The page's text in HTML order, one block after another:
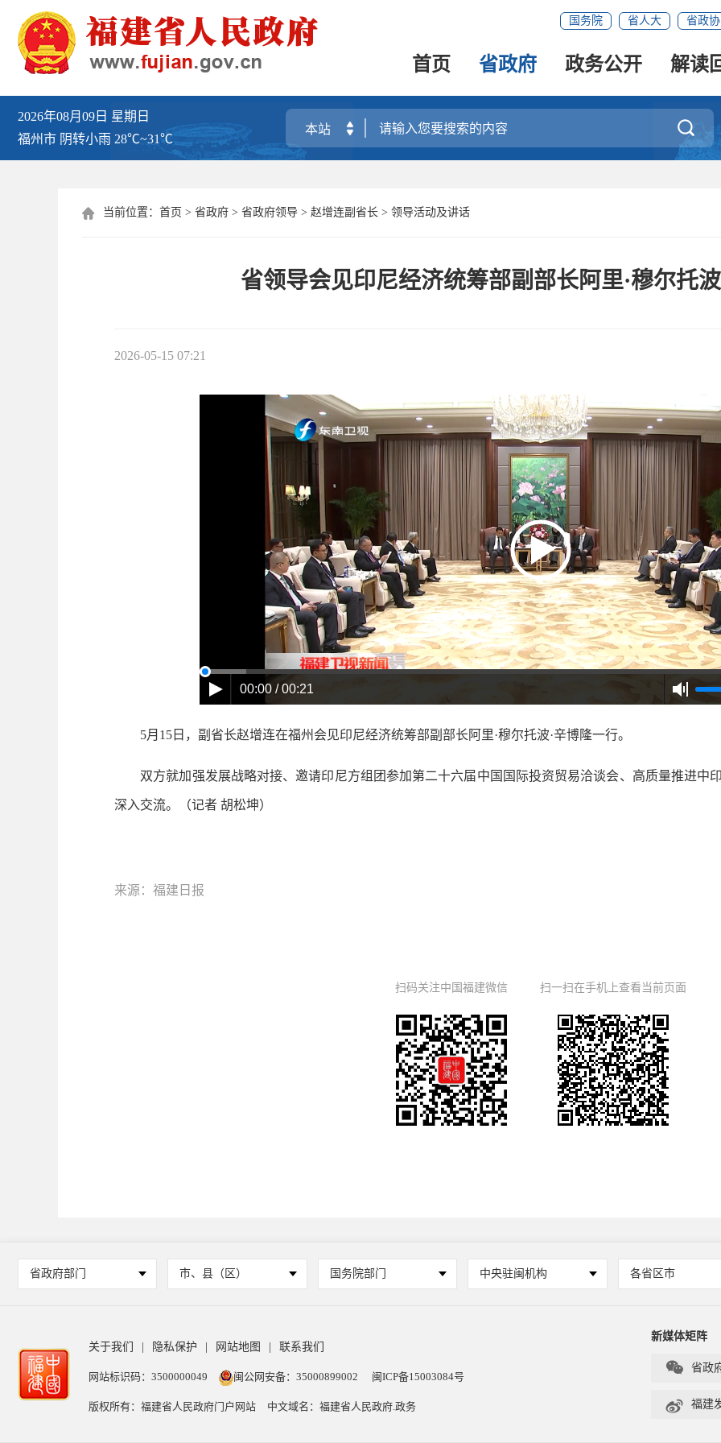
国务院 省人大 省政协
首页 省政府 政务公开 解读
2026年08月09日 星期日
福州市 阴转小雨 28℃~31℃

 当前位置： 首页 > 省政府 > 省政府领导 > 赵增连副省长 > 领导活动及讲话
省领导会见印尼经济统筹部副部长阿里·穆尔托
2026-05-15 07:21
00:00 / 00:21
5月15日，副省长赵增连在福州会见印尼经济统筹部副部长阿里·穆尔托波·辛博隆一行。
双方就加强发展战略对接、邀请印尼方组团参加第二十六届中国国际投资贸易洽谈会、高质量推进中
深入交流。（记者 胡松坤）
来源：福建日报
扫码关注中国福建微信 扫一扫在手机上查看当前页面
省政府部门 市、县（区） 国务院部门 中央驻闽机构 各省区市
关于我们 隐私保护 网站地图 联系我们
网站标识码：3500000049 闽公网安备：35000899002 闽ICP备15003084号
版权所有：福建省人民政府门户网站 中文域名：福建省人民政府.政务
新媒体矩阵
 省政
 福建